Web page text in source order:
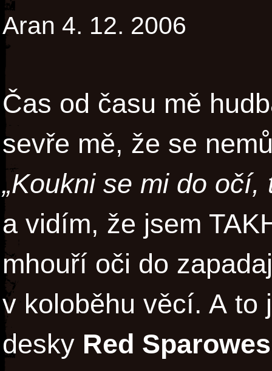
Aran 4. 12. 2006
Čas od času mě
sevře mě, že se
„Koukni se mi do očí,
a vidím, že jsem
mhouří oči do
v koloběhu věcí. A to
desky Red Sparowes